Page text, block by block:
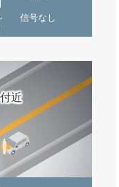
信号なし
近